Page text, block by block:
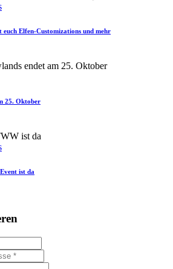
Elfen-Customizations und mehr
25. Oktober
ist da